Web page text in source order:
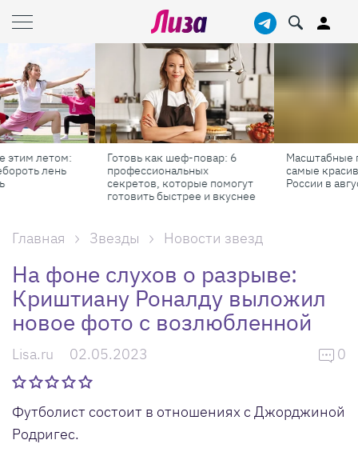
Готовь как шеф-повар: 6
профессиональных
секретов, которые помогут
готовить быстрее и вкуснее
Масштабные приключения:
самые красивые фестивали
России в августе
Главная Звезды Новости звезд
На фоне слухов о разрыве:
Криштиану Роналду выложил
новое фото с возлюбленной
Lisa.ru 02.05.2023 0
Футболист состоит в отношениях с Джорджиной
Родригес.